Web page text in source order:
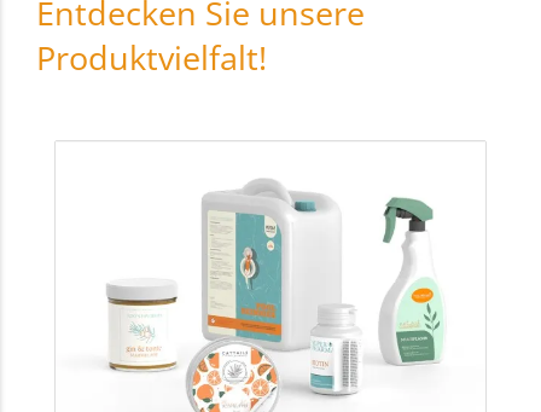
Entdecken Sie unsere
Produktvielfalt!